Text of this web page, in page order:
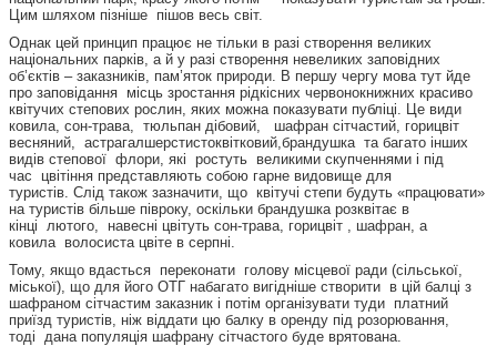
Цим шляхом пізніше пішов весь світ.
Однак цей принцип працює не тільки в разі створення великих
національних парків, а й у разі створення невеликих заповідних
об’єктів – заказників, пам’яток природи. В першу чергу мова тут йде
про заповідання місць зростання рідкісних червонокнижних красиво
квітучих степових рослин, яких можна показувати публіці. Це види
ковила, сон-трава, тюльпан дібовий, шафран сітчастий, горицвіт
весняний, астрагалшерстистоквітковий,брандушка та багато інших
видів степової флори, які ростуть великими скупченнями і під
час цвітіння представляють собою гарне видовище для
туристів. Слід також зазначити, що квітучі степи будуть «працювати»
на туристів більше півроку, оскільки брандушка розквітає в
кінці лютого, навесні цвітуть сон-трава, горицвіт , шафран, а
ковила волосиста цвіте в серпні.
Тому, якщо вдасться переконати голову місцевої ради (сільської,
міської), що для його ОТГ набагато вигідніше створити в цій балці з
шафраном сітчастим заказник і потім організувати туди платний
приїзд туристів, ніж віддати цю балку в оренду під розорювання,
тоді дана популяція шафрану сітчастого буде врятована.